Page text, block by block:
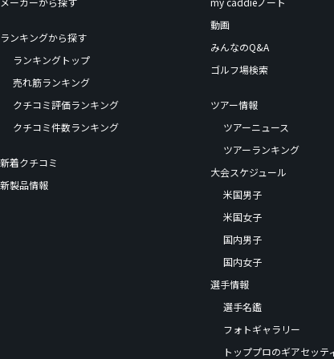
ランキングから探す
ランキングトップ
売れ筋ランキング
クチコミ評価ランキング
クチコミ件数ランキング
新着クチコミ
新製品情報
動画
みんなのQ&A
ゴルフ場検索
ツアー情報
ツアーニュース
ツアーランキング
大会スケジュール
米国男子
米国女子
国内男子
国内女子
選手情報
選手名鑑
フォトギャラリー
トッププロのギアセッテ